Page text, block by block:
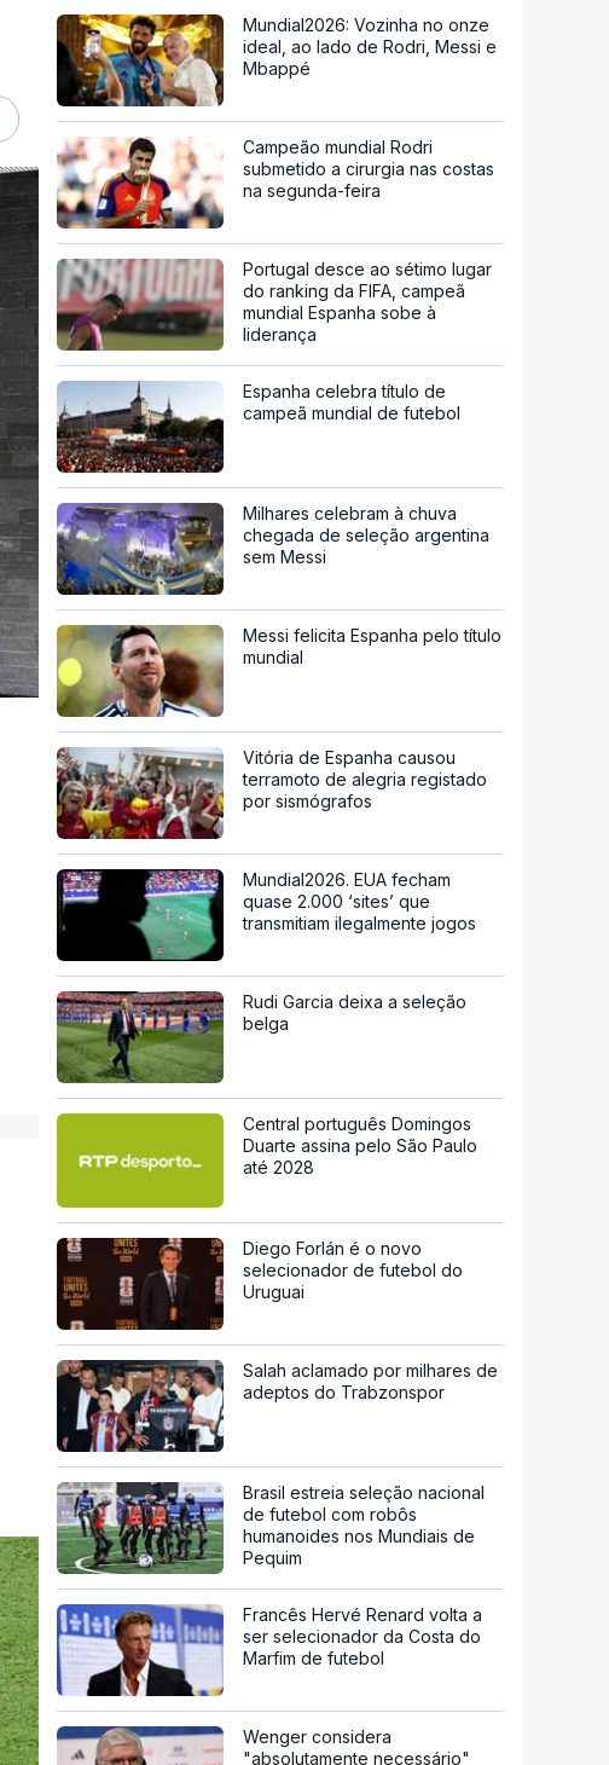
Mundial2026: Vozinha no onze
ideal, ao lado de Rodri, Messi e
Mbappé
Campeão mundial Rodri
submetido a cirurgia nas costas
na segunda-feira
Portugal desce ao sétimo lugar
do ranking da FIFA, campeã
mundial Espanha sobe à
liderança
Espanha celebra título de
campeã mundial de futebol
Milhares celebram à chuva
chegada de seleção argentina
sem Messi
Messi felicita Espanha pelo título
mundial
Vitória de Espanha causou
terramoto de alegria registado
por sismógrafos
Mundial2026. EUA fecham
quase 2.000 ‘sites’ que
transmitiam ilegalmente jogos
Rudi Garcia deixa a seleção
belga
Central português Domingos
Duarte assina pelo São Paulo
até 2028
Diego Forlán é o novo
selecionador de futebol do
Uruguai
Salah aclamado por milhares de
adeptos do Trabzonspor
Brasil estreia seleção nacional
de futebol com robôs
humanoides nos Mundiais de
Pequim
Francês Hervé Renard volta a
ser selecionador da Costa do
Marfim de futebol
Wenger considera
"absolutamente necessário"